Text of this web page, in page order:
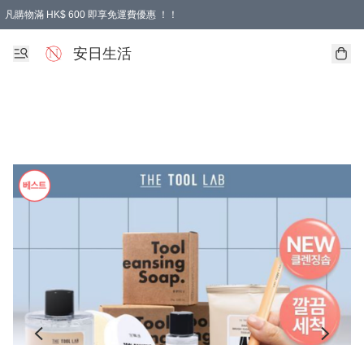
凡購物滿 HK$ 600 即享免運費優惠 ！！
安日生活